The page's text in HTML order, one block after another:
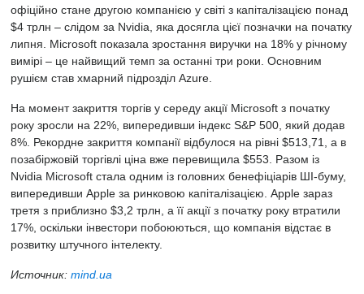
офіційно стане другою компанією у світі з капіталізацією понад
$4 трлн – слідом за Nvidia, яка досягла цієї позначки на початку
липня. Microsoft показала зростання виручки на 18% у річному
вимірі – це найвищий темп за останні три роки. Основним
рушієм став хмарний підрозділ Azure.
На момент закриття торгів у середу акції Microsoft з початку
року зросли на 22%, випередивши індекс S&P 500, який додав
8%. Рекордне закриття компанії відбулося на рівні $513,71, а в
позабіржовій торгівлі ціна вже перевищила $553. Разом із
Nvidia Microsoft стала одним із головних бенефіціарів ШI-буму,
випередивши Apple за ринковою капіталізацією. Apple зараз
третя з приблизно $3,2 трлн, а її акції з початку року втратили
17%, оскільки інвестори побоюються, що компанія відстає в
розвитку штучного інтелекту.
Источник: mind.ua